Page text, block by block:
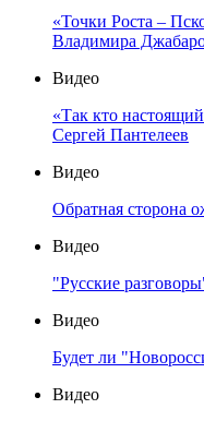
«Точки Роста –
Владимира
Видео
«Так кто
Сергей Пантелеев
Видео
Обратная сторона
Видео
"Русские
Видео
Будет ли
Видео